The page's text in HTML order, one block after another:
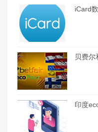
iCard
贝费尔
印度